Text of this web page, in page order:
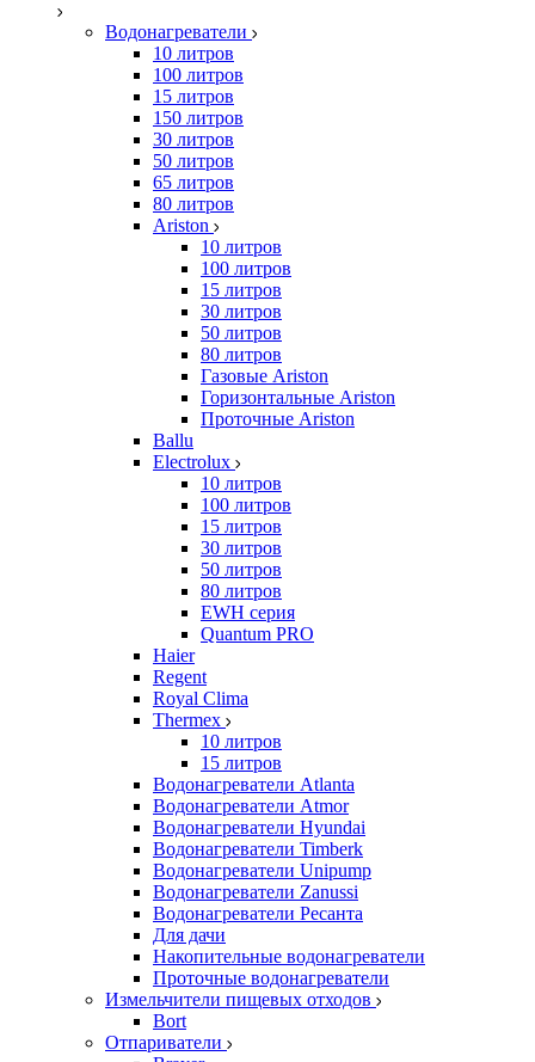
Водонагреватели
10 литров
100 литров
15 литров
150 литров
30 литров
50 литров
65 литров
80 литров
Ariston
10 литров
100 литров
15 литров
30 литров
50 литров
80 литров
Газовые Ariston
Горизонтальные Ariston
Проточные Ariston
Ballu
Electrolux
10 литров
100 литров
15 литров
30 литров
50 литров
80 литров
EWH серия
Quantum PRO
Haier
Regent
Royal Clima
Thermex
10 литров
15 литров
Водонагреватели Atlanta
Водонагреватели Atmor
Водонагреватели Hyundai
Водонагреватели Timberk
Водонагреватели Unipump
Водонагреватели Zanussi
Водонагреватели Ресанта
Для дачи
Накопительные водонагреватели
Проточные водонагреватели
Измельчители пищевых отходов
Bort
Отпариватели